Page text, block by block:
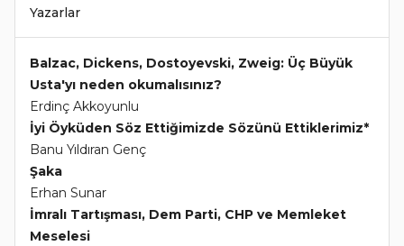
Yazarlar
Balzac, Dickens, Dostoyevski, Zweig: Üç Büyük
Usta'yı neden okumalısınız?
Erdinç Akkoyunlu
İyi Öyküden Söz Ettiğimizde Sözünü Ettiklerimiz*
Banu Yıldıran Genç
Şaka
Erhan Sunar
İmralı Tartışması, Dem Parti, CHP ve Memleket
Meselesi